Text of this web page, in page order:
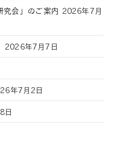
究会」のご案内
2026年7月
2026年7月7日
年7月2日
日